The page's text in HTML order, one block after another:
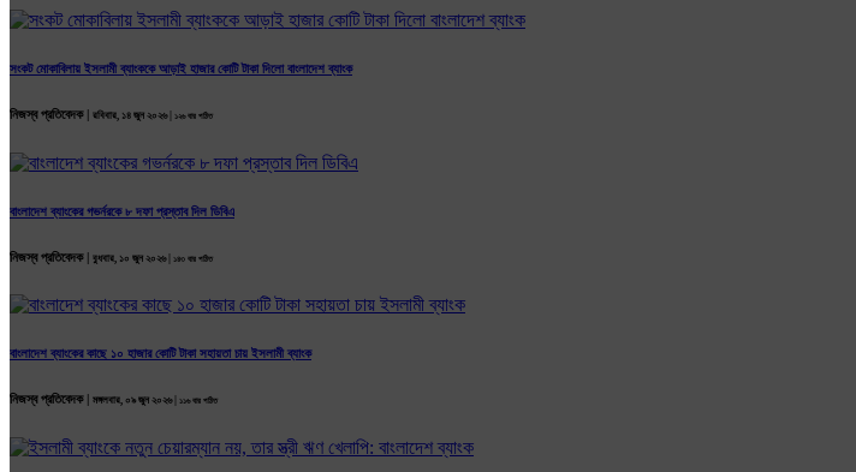
সংকট মোকাবিলায় ইসলামী ব্যাংককে আড়াই হাজার কোটি টাকা দিলো বাংলাদেশ ব্যাংক
নিজস্ব প্রতিবেদক | রবিবার, ১৪ জুন ২০২৬ | ১২৬ বার পঠিত
বাংলাদেশ ব্যাংকের গভর্নরকে ৮ দফা প্রস্তাব দিল ডিবিএ
নিজস্ব প্রতিবেদক | বুধবার, ১০ জুন ২০২৬ | ১৪৩ বার পঠিত
বাংলাদেশ ব্যাংকের কাছে ১০ হাজার কোটি টাকা সহায়তা চায় ইসলামী ব্যাংক
নিজস্ব প্রতিবেদক | মঙ্গলবার, ০৯ জুন ২০২৬ | ১১৬ বার পঠিত